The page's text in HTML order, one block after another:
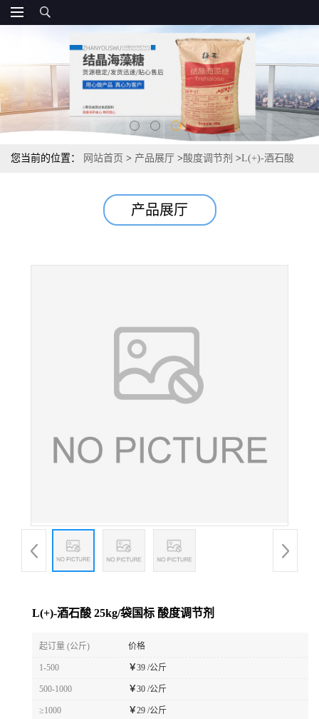
您当前的位置： 网站首页 > 产品展厅 >酸度调节剂 >L(+)-酒石酸
产品展厅
L(+)-酒石酸 25kg/袋国标 酸度调节剂
起订量 (公斤) 价格
1-500 ￥39 /公斤
500-1000 ￥30 /公斤
≥1000 ￥29 /公斤